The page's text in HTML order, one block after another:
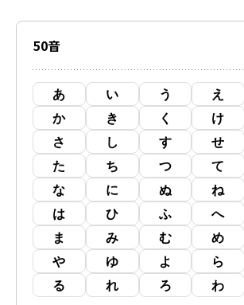
50音
あ い う え
か
き く け
さ
し す せ
た
ち つ て
な
に ぬ ね
は
ひ ふ へ
ま
み む め
や
ゆ よ ら
る
れ ろ わ